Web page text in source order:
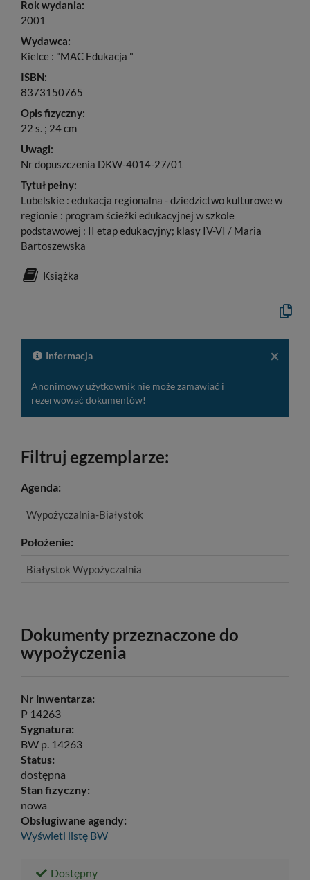
Rok wydania:
2001
Wydawca:
Kielce : "MAC Edukacja "
ISBN:
8373150765
Opis fizyczny:
22 s. ; 24 cm
Uwagi:
Nr dopuszczenia DKW-4014-27/01
Tytuł pełny:
Lubelskie : edukacja regionalna - dziedzictwo kulturowe w
regionie : program ścieżki edukacyjnej w szkole
podstawowej : II etap edukacyjny; klasy IV-VI / Maria
Bartoszewska
Książka
Kopiuj
do
×
Informacja
Anonimowy użytkownik nie może zamawiać i
rezerwować dokumentów!
Filtruj egzemplarze:
Agenda:
Wypożyczalnia-Białystok
Położenie:
Białystok Wypożyczalnia
Dokumenty przeznaczone do
wypożyczenia
Nr inwentarza:
P 14263
Sygnatura:
BW p. 14263
Status:
dostępna
Stan fizyczny:
nowa
Obsługiwane agendy:
Wyświetl listę BW
Dostępny